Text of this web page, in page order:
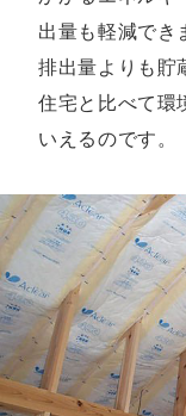
出量も軽減でき
排出量よりも貯
住宅と比べて環
いえるのです。